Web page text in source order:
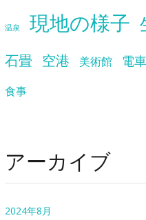
温泉 現地の様子
石畳 空港 美術館 電車
食事
アーカイブ
2024年8月